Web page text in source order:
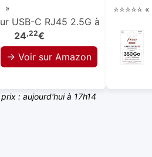
»
USB-C RJ45 2.5G à
24,22€
→ Voir sur Amazon
⭐⭐⭐⭐⭐ «
: aujourd'hui à 17h14